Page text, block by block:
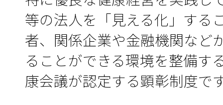
等の法人を「見える化」する
者、関係企業や金融機関など
ることができる環境を整備す
康会議が認定する顕彰制度で